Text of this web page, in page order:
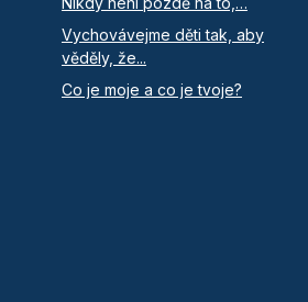
Vychovávejme děti tak, aby
věděly, že...
Co je moje a co je tvoje?